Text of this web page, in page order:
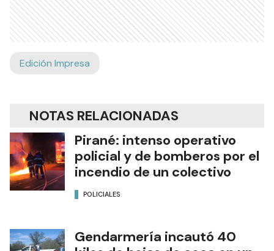
Edición Impresa
NOTAS RELACIONADAS
Pirané: intenso operativo
policial y de bomberos por el
incendio de un colectivo
POLICIALES
Gendarmería incautó 40